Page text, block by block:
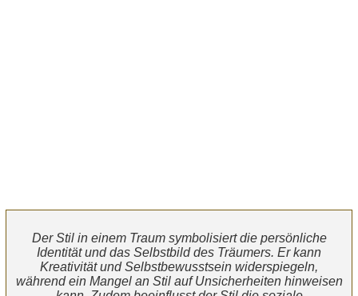
Der Stil in einem Traum symbolisiert die persönliche
Identität und das Selbstbild des Träumers. Er kann
Kreativität und Selbstbewusstsein widerspiegeln,
während ein Mangel an Stil auf Unsicherheiten hinweisen